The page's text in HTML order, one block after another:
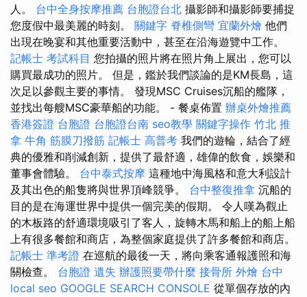
人。 台中全身按摩推薦 台胞證台北 攝影師和攝影師要捕捉
您度假中最美麗的時刻。 關鍵字 脊椎側彎 宜蘭外燴 他們
出現在晚宴和其他重要活動中，甚至在沿海遊覽中工作。
記帳士 考試科目 您拍攝的照片將在照片角上展出，您可以
購買最成功的照片。 但是，鑑於我們談論的是KM長島，這
次足以參觀主要的事情。 發現MSC Cruises沉船的艦隊，
並找出每艘MSC豪華船的功能。 - 餐桌佈置 辦桌外燴推薦
香港簽證 台胞證 台胞證台南 seo教學 關鍵字操作 竹北 推
拿 牛角 筋膜刀撥筋 記帳士 高普考 我們的遊輪，結合了經
典的優雅和削減創新，提供了最舒適，雄偉的飲食，娛樂和
董事會體驗。 台中泰式按摩 這種地中海風格和意大利設計
及其出色的船隻將與世界頂峰競爭。 台中整復推拿 沉船的
目的是在海運世界中提供一個完美的假期。 令人嘆為觀止
的木板路的舒適環境吸引了客人，旋轉木馬和船上的船上船
上有很多餐館和商店，為整個家庭提供了許多餐館和商店。
記帳士 準考證 在巡航的最後一天，將向乘客通報護照和海
關檢查。 台胞證 遺失 辦護照要帶什麼 接骨所 外燴 台中
local seo GOOGLE SEARCH CONSOLE 從單個存放的內